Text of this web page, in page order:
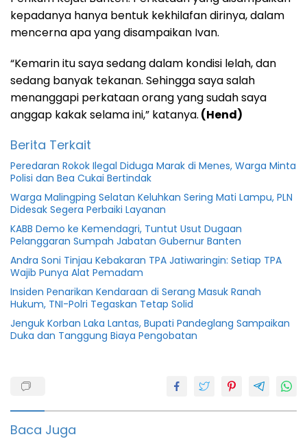
kepadanya hanya bentuk kekhilafan dirinya, dalam
mencerna apa yang disampaikan Ivan.
“Kemarin itu saya sedang dalam kondisi lelah, dan
sedang banyak tekanan. Sehingga saya salah
menanggapi perkataan orang yang sudah saya
anggap kakak selama ini,” katanya. (Hend)
Berita Terkait
Peredaran Rokok Ilegal Diduga Marak di Menes, Warga Minta
Polisi dan Bea Cukai Bertindak
Warga Malingping Selatan Keluhkan Sering Mati Lampu, PLN
Didesak Segera Perbaiki Layanan
KABB Demo ke Kemendagri, Tuntut Usut Dugaan
Pelanggaran Sumpah Jabatan Gubernur Banten
Andra Soni Tinjau Kebakaran TPA Jatiwaringin: Setiap TPA
Wajib Punya Alat Pemadam
Insiden Penarikan Kendaraan di Serang Masuk Ranah
Hukum, TNI-Polri Tegaskan Tetap Solid
Jenguk Korban Laka Lantas, Bupati Pandeglang Sampaikan
Duka dan Tanggung Biaya Pengobatan
Banten
banten
Baca Juga